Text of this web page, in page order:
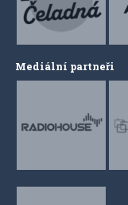
Mediální partneři